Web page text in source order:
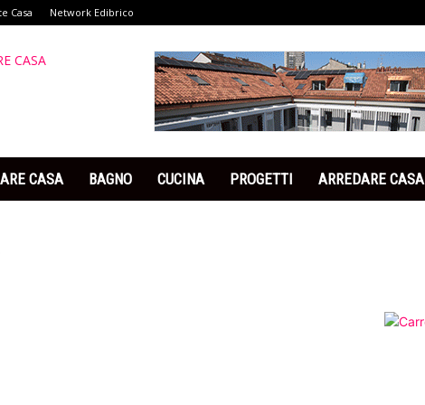
Casa Network Edibrico
CASA BAGNO CUCINA PROGETTI ARREDARE CASA